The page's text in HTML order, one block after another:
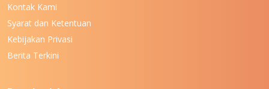
Kontak Kami
Syarat dan Ketentuan
Kebijakan Privasi
Berita Terkini